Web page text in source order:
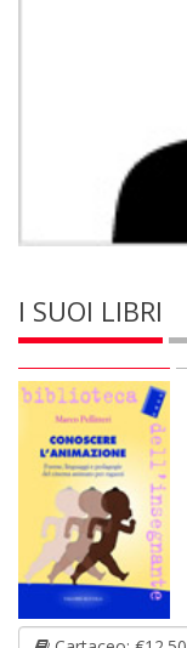
I SUOI LIBRI